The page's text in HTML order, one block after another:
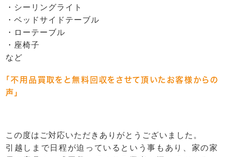
・シーリングライト
・ベッドサイドテーブル
・ローテーブル
・座椅子
など
「不用品買取をと無料回収をさせて頂いたお客様からの
声」
この度はご対応いただきありがとうございました。
引越しまで日程が迫っているという事もあり、家の家